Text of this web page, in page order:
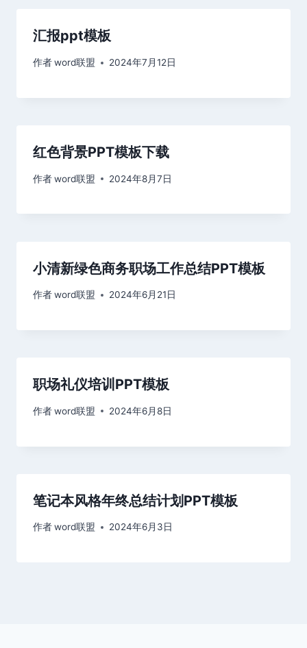
汇报ppt模板
作者word联盟 2024年7月12日
红色背景PPT模板下载
作者word联盟 2024年8月7日
小清新绿色商务职场工作总结PPT模板
作者word联盟 2024年6月21日
职场礼仪培训PPT模板
作者word联盟 2024年6月8日
笔记本风格年终总结计划PPT模板
作者word联盟 2024年6月3日